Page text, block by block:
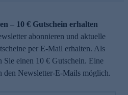
– 10 € Gutschein erhalten
abonnieren und aktuelle
per E-Mail erhalten. Als
Sie einen 10 € Gutschein. Eine
den Newsletter-E-Mails möglich.